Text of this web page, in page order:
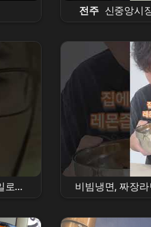
전주 신중앙시
로만
비빔냉면, 짜장라